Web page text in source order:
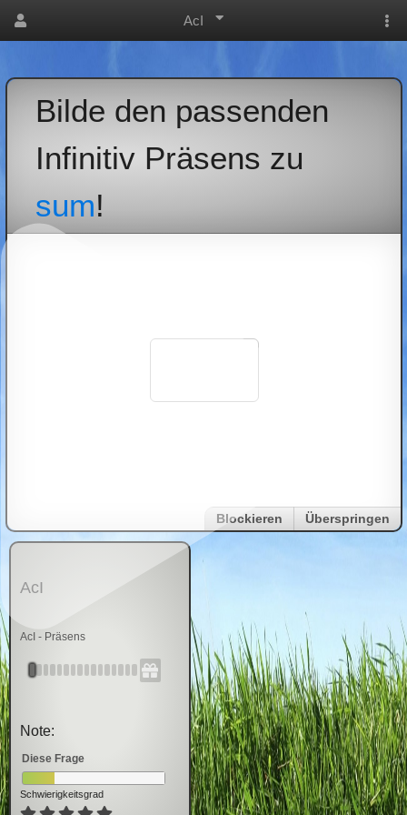
AcI
Bilde den passenden
Infinitiv Präsens zu
sum!
Blockieren Überspringen
AcI
AcI - Präsens
Note:
Diese Frage
Schwierigkeitsgrad